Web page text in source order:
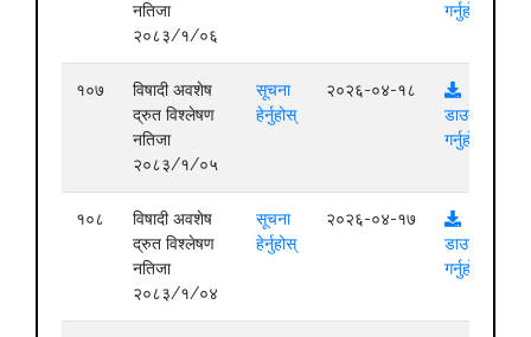
नतिजा
२०८३/१/०६
गर्नुहोस्
१०७
विषादी अवशेष
द्रुत विश्लेषण
नतिजा
२०८३/१/०५
सूचना
हेर्नुहोस्
२०२६-०४-१८
डाउनलोड
गर्नुहोस्
१०८
विषादी अवशेष
द्रुत विश्लेषण
नतिजा
२०८३/१/०४
सूचना
हेर्नुहोस्
२०२६-०४-१७
डाउनलोड
गर्नुहोस्